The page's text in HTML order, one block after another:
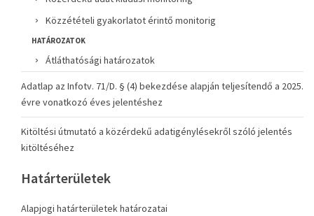
Közzétételi gyakorlatot érintő monitorig
HATÁROZATOK
Átláthatósági határozatok
Adatlap az Infotv. 71/D. § (4) bekezdése alapján teljesítendő a 2025.
évre vonatkozó éves jelentéshez
Kitöltési útmutató a közérdekű adatigénylésekről szóló jelentés
kitöltéséhez
Határterületek
Alapjogi határterületek határozatai